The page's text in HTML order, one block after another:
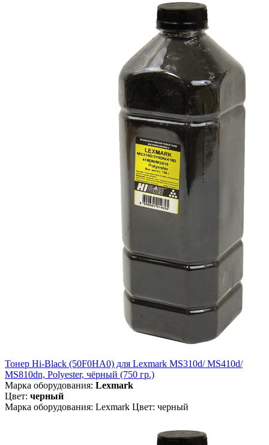
Тонер Hi-Black (50F0HA0) для Lexmark MS310d/ MS410d/
MS810dn, Polyester, чёрный (750 гр.)
Марка оборудования: Lexmark
Цвет: черный
Марка оборудования: Lexmark Цвет: черный